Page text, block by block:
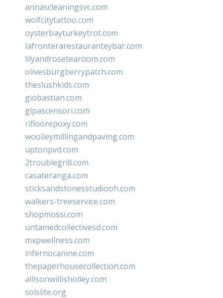
annascleaningsvc.com
wolfcitytattoo.com
oysterbayturkeytrot.com
lafronterarestauranteybar.com
lilyandrosetearoom.com
olivesburgberrypatch.com
theslushkids.com
giobastian.com
glpascensori.com
rifloorepoxy.com
woolleymillingandpaving.com
uptonpvd.com
2troublegrill.com
casateranga.com
sticksandstonesstudiooh.com
walkers-treeservice.com
shopmossi.com
untamedcollectivesd.com
mxpwellness.com
infernocanine.com
thepaperhousecollection.com
allisonwillisholley.com
solslite.org